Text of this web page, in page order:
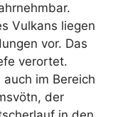
Vulkans liegen
vor. Das
verortet.
im Bereich
der